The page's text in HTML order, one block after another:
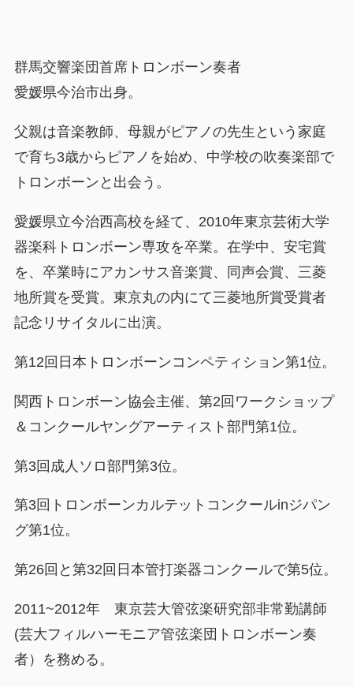
群馬交響楽団首席トロンボーン奏者
愛媛県今治市出身。
父親は音楽教師、母親がピアノの先生という家庭
で育ち3歳からピアノを始め、中学校の吹奏楽部で
トロンボーンと出会う。
愛媛県立今治西高校を経て、2010年東京芸術大学
器楽科トロンボーン専攻を卒業。在学中、安宅賞
を、卒業時にアカンサス音楽賞、同声会賞、三菱
地所賞を受賞。東京丸の内にて三菱地所賞受賞者
記念リサイタルに出演。
第12回日本トロンボーンコンペティション第1位。
関西トロンボーン協会主催、第2回ワークショップ
＆コンクールヤングアーティスト部門第1位。
第3回成人ソロ部門第3位。
第3回トロンボーンカルテットコンクールinジパン
グ第1位。
第26回と第32回日本管打楽器コンクールで第5位。
2011~2012年 東京芸大管弦楽研究部非常勤講師
(芸大フィルハーモニア管弦楽団トロンボーン奏
者）を務める。